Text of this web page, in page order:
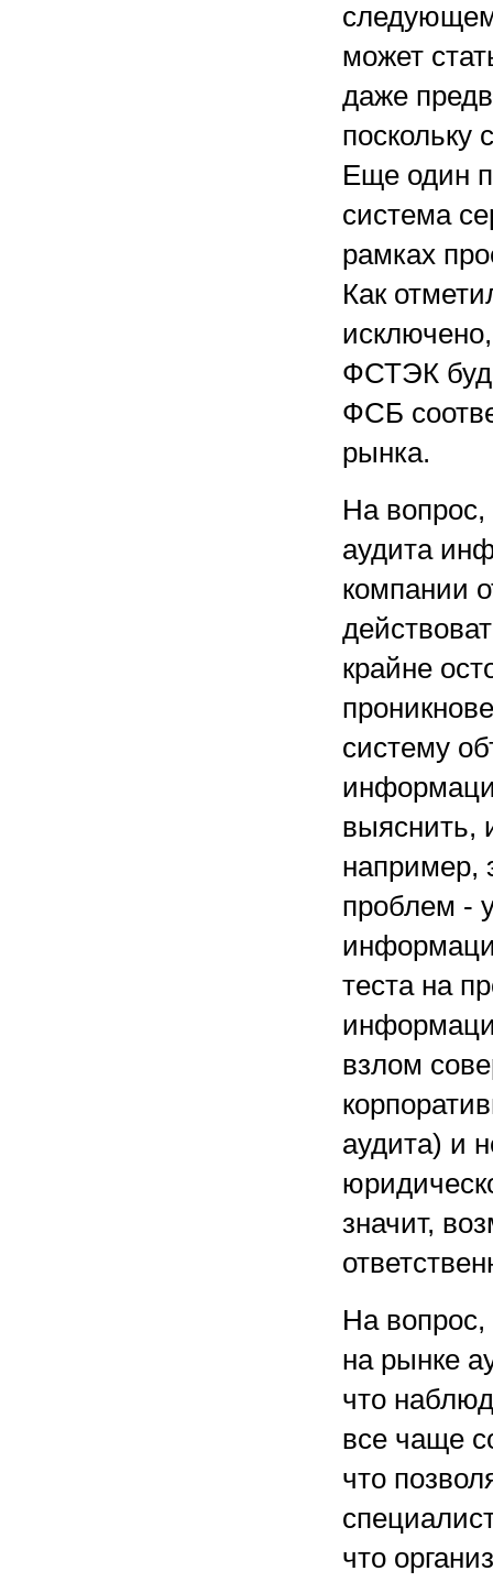
может
даже
поскольку
Еще один
система
рамках
Как
ФСТЭК
ФСБ
рынка.
На вопрос,
аудита
компании
крайне
систему
выяснить,
например,
проблем -
теста на
взлом
аудита) и
значит,
На вопрос,
на рынке
что
все чаще
что
что